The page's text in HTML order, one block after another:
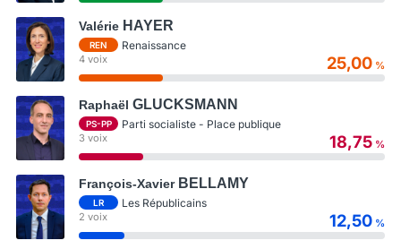
Valérie HAYER
REN Renaissance
4 voix 25,00 %
Raphaël GLUCKSMANN
PS-PP Parti socialiste - Place publique
3 voix 18,75 %
François-Xavier BELLAMY
LR Les Républicains
2 voix 12,50 %